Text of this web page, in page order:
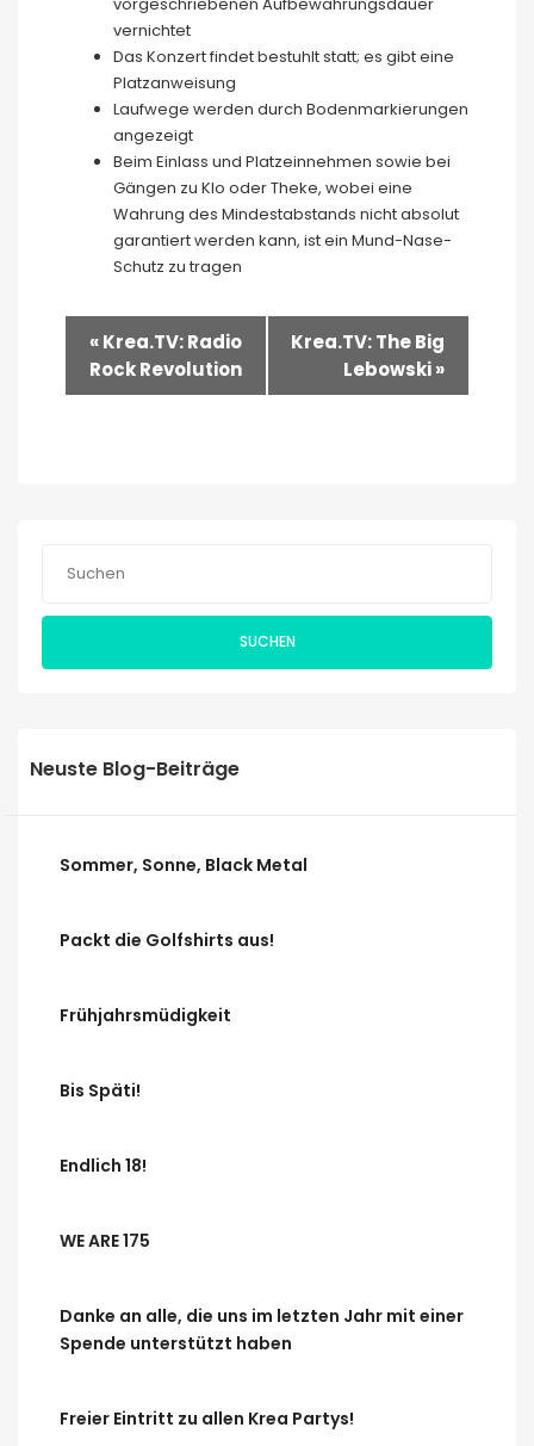
vernichtet
Das Konzert findet bestuhlt statt; es gibt eine
Platzanweisung
Laufwege werden durch Bodenmarkierungen
angezeigt
Beim Einlass und Platzeinnehmen sowie bei
Gängen zu Klo oder Theke, wobei eine
Wahrung des Mindestabstands nicht absolut
garantiert werden kann, ist ein Mund-Nase-
Schutz zu tragen
Veranstaltung-
Navigation
«Krea.TV: Radio
Rock Revolution
Krea.TV: The Big
Lebowski»
SUCHEN
Neuste Blog-Beiträge
Sommer, Sonne, Black Metal
Packt die Golfshirts aus!
Frühjahrsmüdigkeit
Bis Späti!
Endlich 18!
WE ARE 175
Danke an alle, die uns im letzten Jahr mit einer
Spende unterstützt haben
Freier Eintritt zu allen Krea Partys!